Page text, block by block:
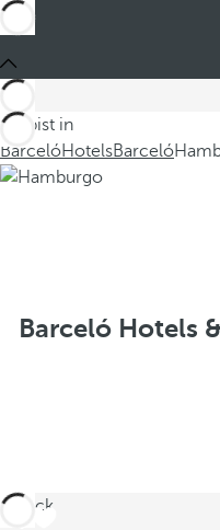
Du bist in
BarcelóHotelsBarceló
Barceló Hotels
zurück